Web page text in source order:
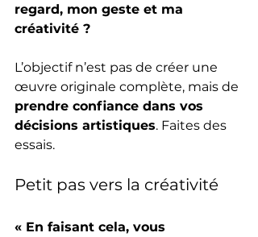
regard, mon geste et ma
créativité ?
L’objectif n’est pas de créer une
œuvre originale complète, mais de
prendre confiance dans vos
décisions artistiques. Faites des
essais.
Petit pas vers la créativité
« En faisant cela, vous